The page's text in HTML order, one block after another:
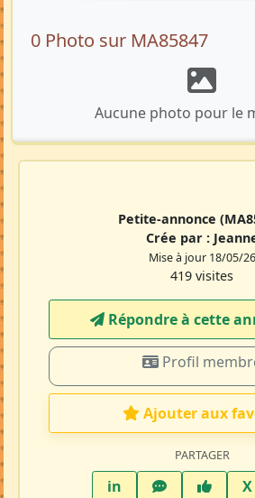
0 Photo sur MA85847
Aucune photo pour le
Petite-annonce
Crée par :
Mise à jour 18/05/26
419 visites
Répondre à cette
Profil
Ajouter aux
PARTAGER
inLinkedInWhatsApp X